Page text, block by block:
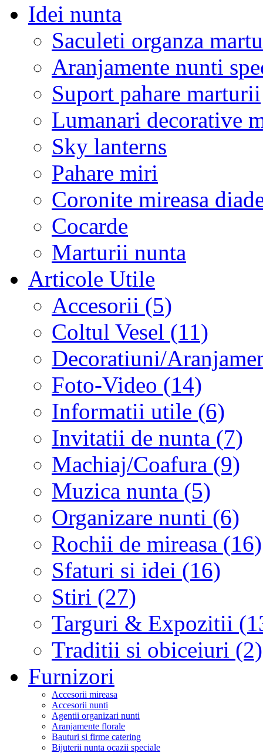
Idei nunta
Saculeti organza
Aranjamente nunti
Suport pahare marturii
Lumanari decorative
Sky lanterns
Pahare miri
Coronite mireasa
Cocarde
Marturii nunta
Articole Utile
Accesorii (5)
Coltul Vesel (11)
Decoratiuni/
Foto-Video (14)
Informatii utile (6)
Invitatii de nunta (7)
Machiaj/Coafura (9)
Muzica nunta (5)
Organizare nunti (6)
Rochii de mireasa (16)
Sfaturi si idei (16)
Stiri (27)
Targuri & Expozitii
Traditii si obiceiuri (2)
Furnizori
Accesorii mireasa
Accesorii nunti
Agentii organizari nunti
Aranjamente florale
Bauturi si firme catering
Bijuterii nunta ocazii speciale